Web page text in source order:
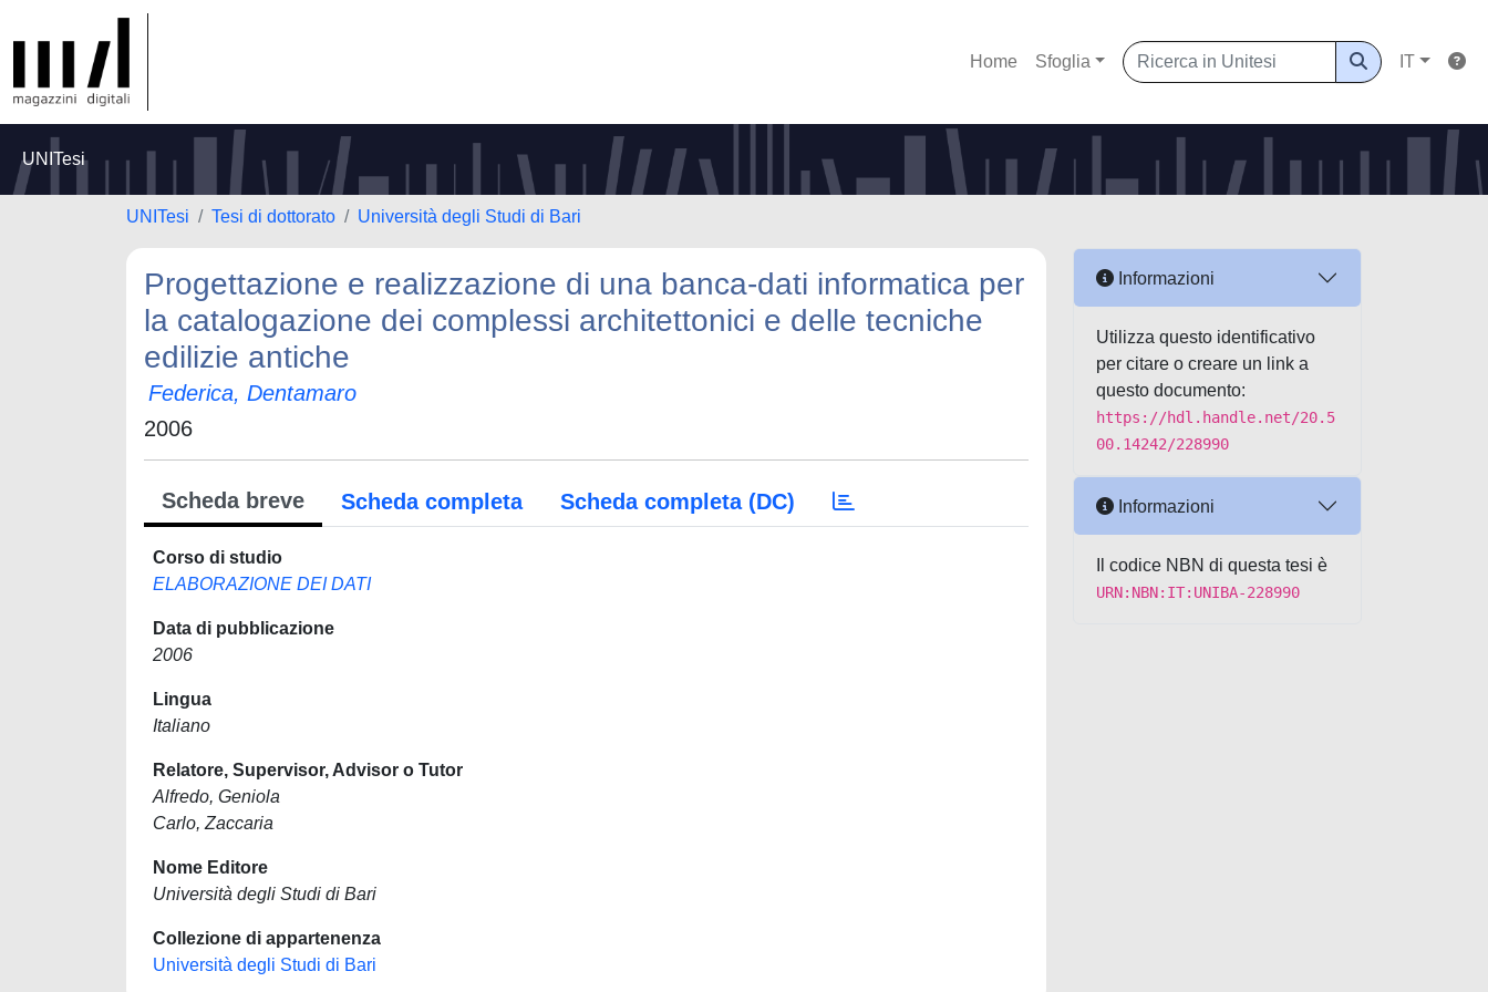
Home Sfoglia IT
UNITesi
UNITesi Tesi di dottorato Università degli Studi di Bari
Progettazione e realizzazione di una banca-dati informatica per
la catalogazione dei complessi architettonici e delle tecniche
edilizie antiche
Federica, Dentamaro
2006
Scheda breve Scheda completa Scheda completa (DC)
Corso di studio
ELABORAZIONE DEI DATI
Data di pubblicazione
2006
Lingua
Italiano
Relatore, Supervisor, Advisor o Tutor
Alfredo, Geniola
Carlo, Zaccaria
Nome Editore
Università degli Studi di Bari
Collezione di appartenenza
Università degli Studi di Bari
Informazioni
Utilizza questo identificativo
per citare o creare un link a
questo documento:
https://hdl.handle.net/20.5
00.14242/228990
Informazioni
Il codice NBN di questa tesi è
URN:NBN:IT:UNIBA-228990